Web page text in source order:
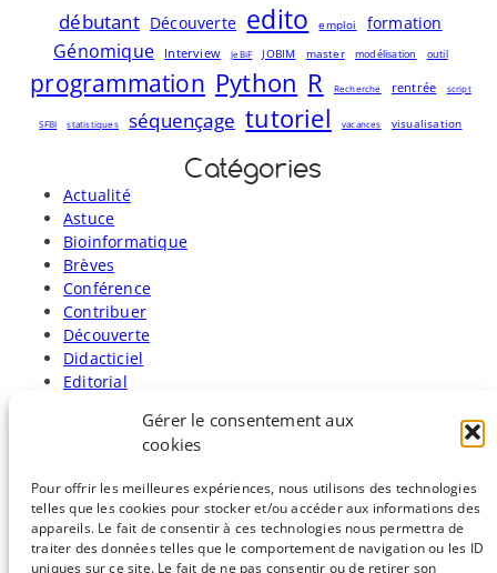
Gérer le consentement aux
cookies
Pour offrir les meilleures expériences, nous utilisons des technologies
telles que les cookies pour stocker et/ou accéder aux informations des
appareils. Le fait de consentir à ces technologies nous permettra de
traiter des données telles que le comportement de navigation ou les ID
uniques sur ce site. Le fait de ne pas consentir ou de retirer son
débutant Découverte edito emploi formation
Génomique Interview JeBiF JOBIM master modélisation outil
programmation Python R Recherche rentrée script
SFBI statistiques séquençage tutoriel vacances visualisation
Catégories
Actualité
Astuce
Bioinformatique
Brèves
Conférence
Contribuer
Découverte
Didacticiel
Editorial
Journal Club
Opinion
Suivez l'guide